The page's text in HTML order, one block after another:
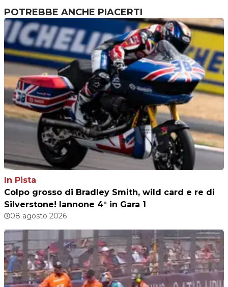
POTREBBE ANCHE PIACERTI
In Pista
Colpo grosso di Bradley Smith, wild card e re di
Silverstone! Iannone 4° in Gara 1
08 agosto 2026